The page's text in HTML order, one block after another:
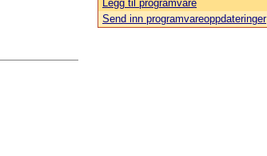
Legg til programvare
Send inn programvareoppdateringer